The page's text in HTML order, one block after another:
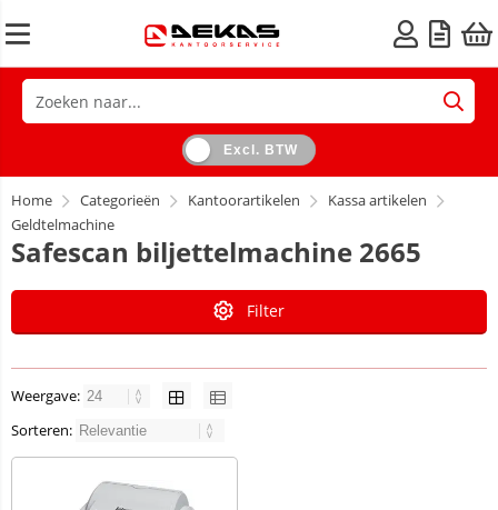
Excl. BTW
Home Categorieën Kantoorartikelen
Kassa artikelen
Geldtelmachine
Safescan biljettelmachine 2665
Filter
Weergave:
Sorteren: